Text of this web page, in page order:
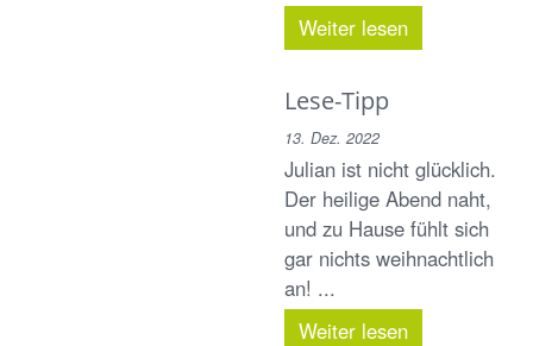
Weiter lesen
Lese-Tipp
13. Dez. 2022
Julian ist nicht glücklich.
Der heilige Abend naht,
und zu Hause fühlt sich
gar nichts weihnachtlich
an! ...
Weiter lesen